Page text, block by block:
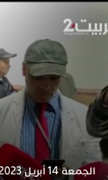
الجمعة 14 أبريل 2023 - 12:33